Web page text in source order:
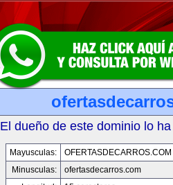
El dueño de este dominio lo
Mayusculas:
OFERTASDECARROS.COM
Minusculas:
ofertasdecarros.com